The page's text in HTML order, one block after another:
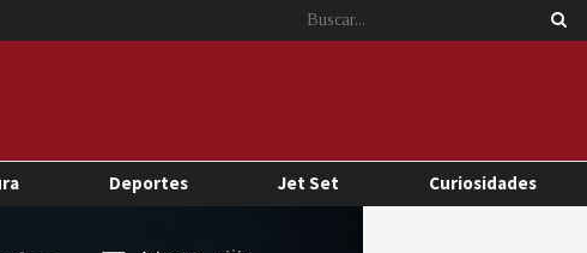
Deportes Jet Set Curiosidades